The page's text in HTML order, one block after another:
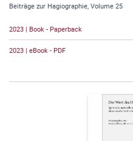
Beiträge zur Hagiographie, Volume 25
2023 | Book - Paperback
2023 | eBook - PDF